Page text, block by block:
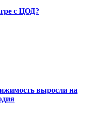
с ЦОД?
выросли на